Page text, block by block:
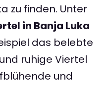
zu finden. Unter
in Banja Luka
das belebte
ruhige Viertel
und